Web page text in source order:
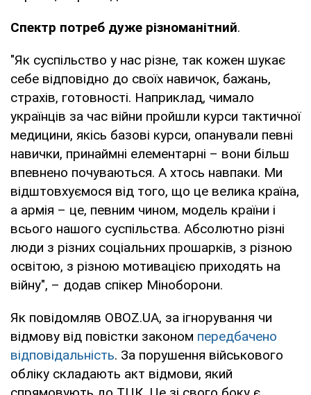
Спектр потреб дуже різноманітний.
"Як суспільство у нас різне, так кожен шукає
себе відповідно до своїх навичок, бажань,
страхів, готовності. Наприклад, чимало
українців за час війни пройшли курси тактичної
медицини, якісь базові курси, опанували певні
навички, принаймні елементарні – вони більш
впевнено почуваються. А хтось навпаки. Ми
відштовхуємося від того, що це велика країна,
а армія – це, певним чином, модель країни і
всього нашого суспільства. Абсолютно різні
люди з різних соціальних прошарків, з різною
освітою, з різною мотивацією приходять на
війну", – додав спікер Міноборони.
Як повідомляв OBOZ.UA, за ігнорування чи
відмову від повістки законом передбачено
відповідальність. За порушення військового
обліку складають акт відмови, який